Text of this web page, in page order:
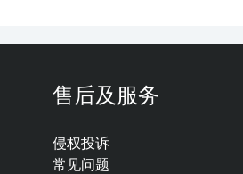
售后及服务
侵权投诉
常见问题